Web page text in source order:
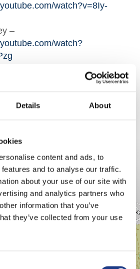
Details About
content and ads, to
and to analyse our traffic.
about your use of our site with
and analytics partners who
information that you’ve
they’ve collected from your use
watch?v=8Iy-
–
watch?